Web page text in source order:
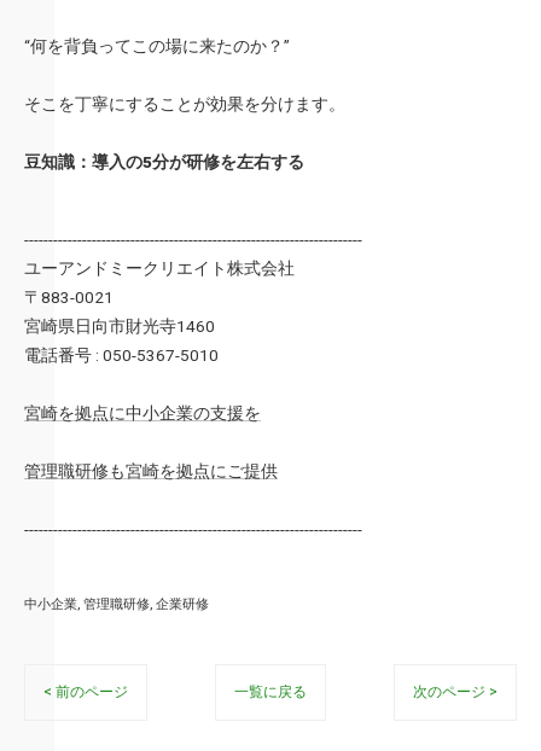
“何を背負ってこの場に来たのか？”
そこを丁寧にすることが効果を分けます。
豆知識：導入の5分が研修を左右する
----------------------------------------------------------------------
ユーアンドミークリエイト株式会社
〒883-0021
宮崎県日向市財光寺1460
電話番号 : 050-5367-5010
宮崎を拠点に中小企業の支援を
管理職研修も宮崎を拠点にご提供
----------------------------------------------------------------------
中小企業 管理職研修 企業研修
< 前のページ 一覧に戻る 次のページ >